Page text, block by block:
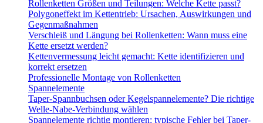
Rollenketten Größen und Teilungen: Welche Kette passt?
Polygoneffekt im Kettentrieb: Ursachen, Auswirkungen und
Gegenmaßnahmen
Verschleiß und Längung bei Rollenketten: Wann muss eine
Kette ersetzt werden?
Kettenvermessung leicht gemacht: Kette identifizieren und
korrekt ersetzen
Professionelle Montage von Rollenketten
Spannelemente
Taper-Spannbuchsen oder Kegelspannelemente? Die richtige
Welle-Nabe-Verbindung wählen
Spannelemente richtig montieren: typische Fehler bei Taper-